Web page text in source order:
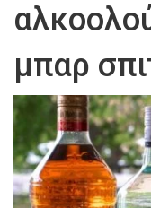
μπαρ